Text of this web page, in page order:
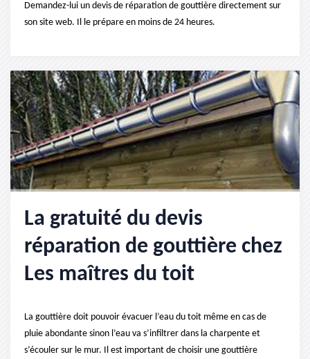
Demandez-lui un devis de réparation de gouttière directement sur
son site web. Il le prépare en moins de 24 heures.
La gratuité du devis
réparation de gouttière chez
Les maîtres du toit
La gouttière doit pouvoir évacuer l’eau du toit même en cas de
pluie abondante sinon l’eau va s’infiltrer dans la charpente et
s’écouler sur le mur. Il est important de choisir une gouttière